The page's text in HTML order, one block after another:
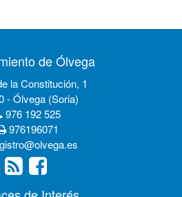
de Ólvega
la Constitución, 1
- Ólvega (Soria)
976 192 525
976196071